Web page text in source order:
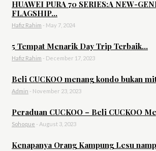
HUAWEI PURA 70 SERIES:A NEW-
FLAGSHIP...
Hafiz Rahim - May 7, 2024
5 Tempat Menarik Day Trip Terbaik...
Hafiz Rahim - December 17, 2023
Beli CUCKOO menang kondo bukan
Admin - November 23, 2023
Peraduan CUCKOO – Beli CUCKOO
Sohoque - August 3, 2023
Kenapanya Orang Kampung Lesu